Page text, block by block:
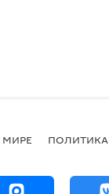
МИРЕ ПОЛИТИКА